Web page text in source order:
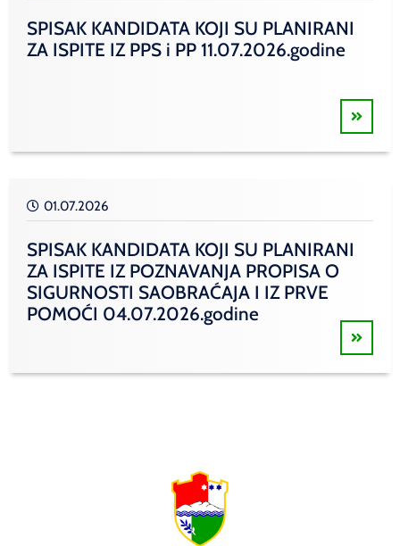
SPISAK KANDIDATA KOJI SU PLANIRANI
ZA ISPITE IZ PPS i PP 11.07.2026.godine
01.07.2026
SPISAK KANDIDATA KOJI SU PLANIRANI
ZA ISPITE IZ POZNAVANJA PROPISA O
SIGURNOSTI SAOBRAĆAJA I IZ PRVE
POMOĆI 04.07.2026.godine